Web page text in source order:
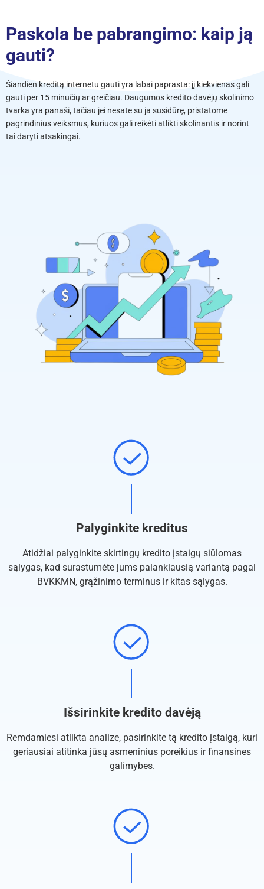
Paskola be pabrangimo: kaip ją
gauti?
Šiandien kreditą internetu gauti yra labai paprasta: jį kiekvienas gali
gauti per 15 minučių ar greičiau. Daugumos kredito davėjų skolinimo
tvarka yra panaši, tačiau jei nesate su ja susidūrę, pristatome
pagrindinius veiksmus, kuriuos gali reikėti atlikti skolinantis ir norint
tai daryti atsakingai.
Palyginkite kreditus
Atidžiai palyginkite skirtingų kredito įstaigų siūlomas
sąlygas, kad surastumėte jums palankiausią variantą pagal
BVKKMN, grąžinimo terminus ir kitas sąlygas.
Išsirinkite kredito davėją
Remdamiesi atlikta analize, pasirinkite tą kredito įstaigą, kuri
geriausiai atitinka jūsų asmeninius poreikius ir finansines
galimybes.